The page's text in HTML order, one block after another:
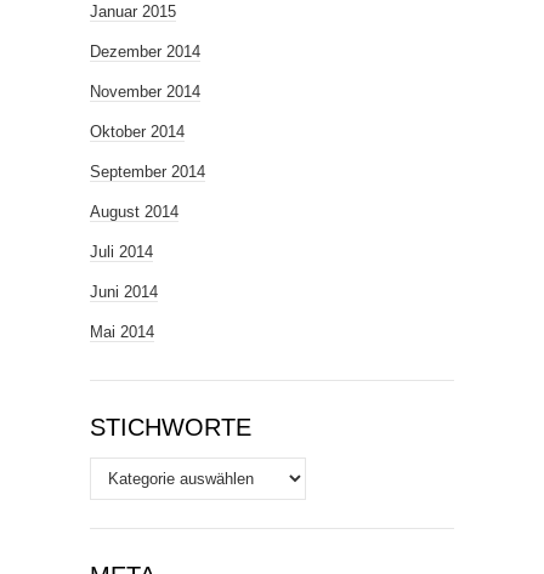
Januar 2015
Dezember 2014
November 2014
Oktober 2014
September 2014
August 2014
Juli 2014
Juni 2014
Mai 2014
STICHWORTE
Stichworte